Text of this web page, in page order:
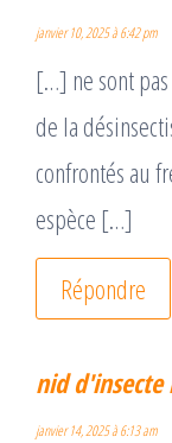
janvier 10, 2025 à 6:42 pm
[…] ne sont
de la
confrontés au
espèce […]
Répondre
nid d'insecte
janvier 14, 2025 à 6:13 am